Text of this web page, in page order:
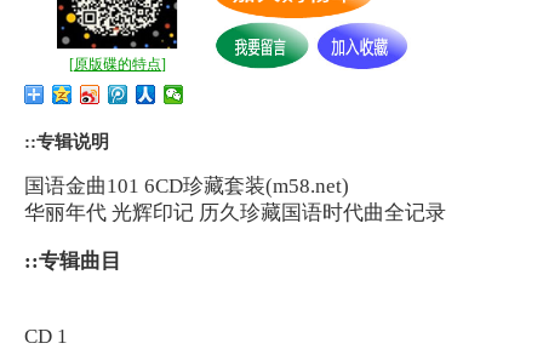
[原版碟的特点]
::专辑说明
国语金曲101 6CD珍藏套装(m58.net)
华丽年代 光辉印记 历久珍藏国语时代曲全记录
::专辑曲目
CD 1